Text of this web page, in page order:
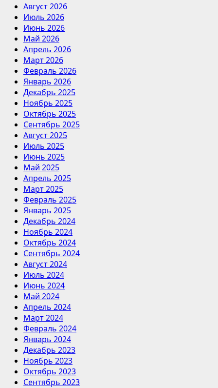
Август 2026
Июль 2026
Июнь 2026
Май 2026
Апрель 2026
Март 2026
Февраль 2026
Январь 2026
Декабрь 2025
Ноябрь 2025
Октябрь 2025
Сентябрь 2025
Август 2025
Июль 2025
Июнь 2025
Май 2025
Апрель 2025
Март 2025
Февраль 2025
Январь 2025
Декабрь 2024
Ноябрь 2024
Октябрь 2024
Сентябрь 2024
Август 2024
Июль 2024
Июнь 2024
Май 2024
Апрель 2024
Март 2024
Февраль 2024
Январь 2024
Декабрь 2023
Ноябрь 2023
Октябрь 2023
Сентябрь 2023